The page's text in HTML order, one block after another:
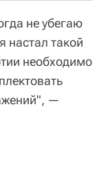
не убегаю
настал такой
необходимо
—